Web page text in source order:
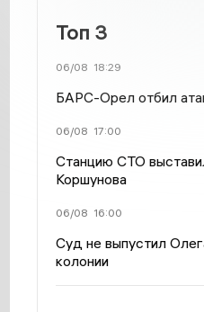
Топ 3
06/08 18:29
БАРС-Орел отбил
06/08 17:00
Станцию СТО
Коршунова
06/08 16:00
Суд не выпустил
колонии